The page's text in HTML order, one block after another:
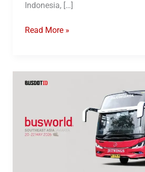
Indonesia, […]
5
Tampil
2026
Read More »